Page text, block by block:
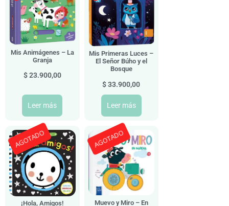
Mis Animágenes – La
Granja
$23.900,00
Leer más
Mis Primeras Luces –
El Señor Búho y el
Bosque
$33.900,00
Leer más
AGOTADO
¡Hola, Amigos!
AGOTADO
Muevo y Miro – En